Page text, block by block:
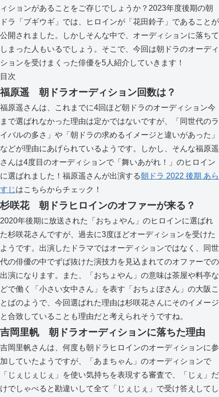
ィションがあることをご存じでしょうか？2023年度後期の朝
ドラ「ブギウギ」では、ヒロインが「花田鈴子」であることが
公開されました。しかしそんな中で、オーディションに落ちて
しまった人もいるでしょう。そこで、今回は朝ドラのオーディ
ションを受けまくった俳優を5人紹介していきます！
目次
福原遥 朝ドラオーディション回数は？
福原遥さんは、これまでに4回ほど朝ドラのオーディション今
まで選ばれなかった理由は定かではないですが、「同世代のラ
イバルの多さ」や「朝ドラの求めるイメージと違いがあった」
などが理由にあげられているようです。しかし、そんな福原遥
さんは4度目のオーディションで「舞いあがれ！」のヒロイン
に選ばれました！福原遥さんが出演する朝ドラ 2022 後期 あら
すじはこちらからチェック！
杉咲花 朝ドラヒロインのオファーが来る？
2020年後期に放送された「おちょやん」のヒロインに選ばれ
た杉咲花さんですが、過去に3度ほどオーディションを受けた
ようです。出演したドラマではオーディションではなく、同世
代の俳優の中でずば抜けた演技力を見込まれてのオファーでの
出演になります。また、「おちょやん」の意味は茶屋や料亭な
どで働く「小さい女中さん」を表す「おちょぼさん」の大阪こ
とばのようで、今回選ばれた理由は杉咲花さんにそのイメージ
と合致していることも理由だと考えられそうですね。
吉岡里帆 朝ドラオーディションに落ちた理由
吉岡里帆さんは、何度も朝ドラヒロインのオーディションに参
加していたようですが、「あまちゃん」のオーディションで
「じぇじぇじぇ」を使い気持ちを表現する審査で、「じぇ」だ
けでしゃべると勘違いして全て「じぇじぇ」で受け答えしてし